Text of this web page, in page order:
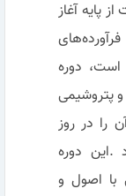
پایه آغاز
دوره
پتروشیمی
را در روز
.این دوره
با اصول و